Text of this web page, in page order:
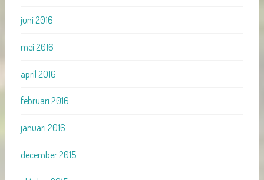
juni 2016
mei 2016
april 2016
februari 2016
januari 2016
december 2015